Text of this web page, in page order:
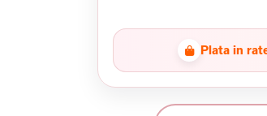
Plata in